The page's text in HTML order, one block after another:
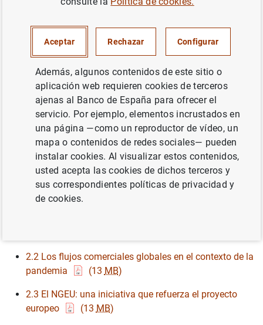
MB
1.2 La respuesta de la Unión Europea a la crisis
económica del COVID-19 y los nuevos retos en el
ámbito de su gobernanza
(13MB)
1.3 Las políticas económicas desplegadas para mitigar
los riesgos de liquidez de las empresas y de los
empresarios individuales en España, y su comparativa
internacional
(13 MB)
Capítulo 2
2.2 Los flujos comerciales globales en el contexto de la
pandemia
(13 MB)
2.3 El NGEU: una iniciativa que refuerza el proyecto
europeo
(13 MB)
Aceptar Rechazar Configurar
Además, algunos contenidos de este sitio o
aplicación web requieren cookies de terceros
ajenas al Banco de España para ofrecer el
servicio. Por ejemplo, elementos incrustados en
una página —como un reproductor de vídeo, un
mapa o contenidos de redes sociales— pueden
instalar cookies. Al visualizar estos contenidos,
usted acepta las cookies de dichos terceros y
sus correspondientes políticas de privacidad y
de cookies.